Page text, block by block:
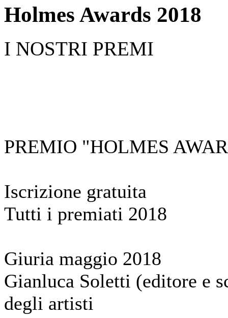
Holmes Awards 2018
I NOSTRI PREMI
PREMIO "HOLMES
Iscrizione gratuita
Tutti i premiati 2018
Giuria maggio 2018
Gianluca Soletti (editore e
degli artisti